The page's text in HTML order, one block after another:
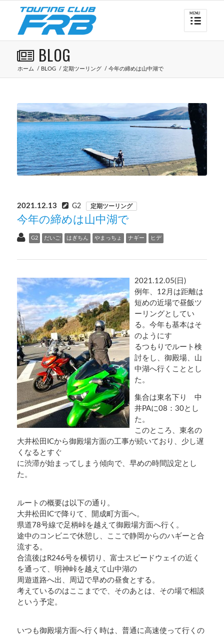
BLOG
ホーム / BLOG / 定期ツーリング / 今年の締めは山中湖で
2021.12.13 G2 定期ツーリング
今年の締めは山中湖で
G2 だいご はぎちん やまっちょ ナギー ヒデ
2021.12.05(日)
例年、12月は距離は
短めの近場で昼飯ツ
ーリングとしてい
る。今年も基本はそ
のようにす
るつもりでルート検
討をし、御殿場、山
中湖へ行くこととし
た。
集合は東名下り 中
井PAに08：30とし
た。
このところ、東名の
大井松田ICから御殿場方面の工事が続いており、少し遅
くなるとすぐ
に渋滞が始まってしまう傾向で、早めの時間設定とし
た。
ルートの概要は以下の通り。
大井松田ICで降りて、開成町方面へ。
県道78号線で足柄峠を越えて御殿場方面へ行く。
途中のコンビニで休憩し、ここで静岡からのハギーと合
流する。
合流後はR246号を横切り、富士スピードウェイの近く
を通って、明神峠を越えて山中湖の
周遊道路へ出、周辺で早めの昼食とする。
考えているのはここまでで、そのあとは、その場で相談
という予定。
いつも御殿場方面へ行く時は、普通に高速使って行くの